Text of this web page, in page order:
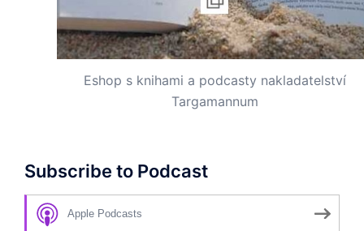
Eshop s knihami a podcasty nakladatelství
Targamannum
Subscribe to Podcast
Apple Podcasts